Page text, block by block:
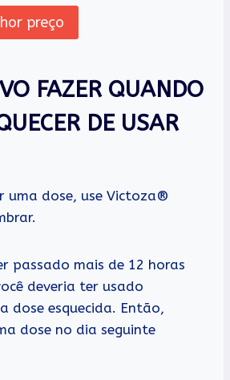
preço
FAZER QUANDO
DE USAR
uma dose, use Victoza®
passado mais de 12 horas
deveria ter usado
dose esquecida. Então,
dose no dia seguinte